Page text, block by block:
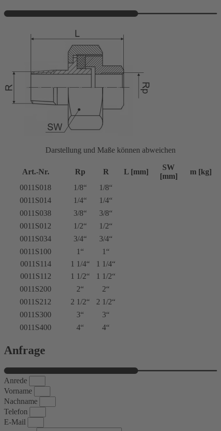
Darstellung und Maße können abweichen
Art.-Nr. Rp R L [mm]
SW
[mm]
m [kg]
0011S018
1/8“
1/8“
0011S014
1/4“
1/4“
0011S038
3/8“
3/8“
0011S012
1/2“
1/2“
0011S034
3/4“
3/4“
0011S100
1“
1“
0011S114
1 1/4“
1 1/4“
0011S112
1 1/2“
1 1/2“
0011S200
2“
2“
0011S212
2 1/2“
2 1/2“
0011S300
3“
3“
0011S400
4“ 4“
Anfrage
Anrede
Vorname
Nachname
Telefon
E-Mail